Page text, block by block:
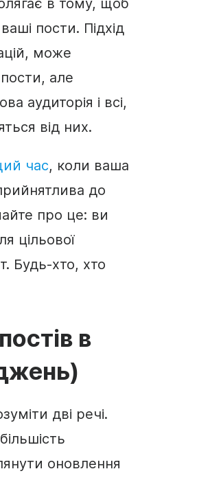
в тому, щоб
пости. Підхід
може
але
аудиторія і всі,
від них.
час, коли ваша
до
про це: ви
цільової
Будь-хто, хто
в
дві речі.
оновлення